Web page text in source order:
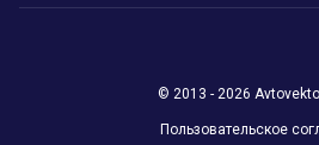
© 2013 - 2026
Пользовательское